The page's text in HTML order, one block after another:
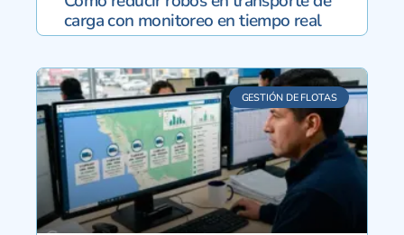
carga con monitoreo en tiempo real
GESTIÓN DE FLOTAS